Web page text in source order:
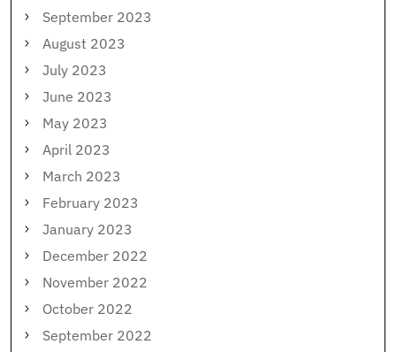
September 2023
August 2023
July 2023
June 2023
May 2023
April 2023
March 2023
February 2023
January 2023
December 2022
November 2022
October 2022
September 2022